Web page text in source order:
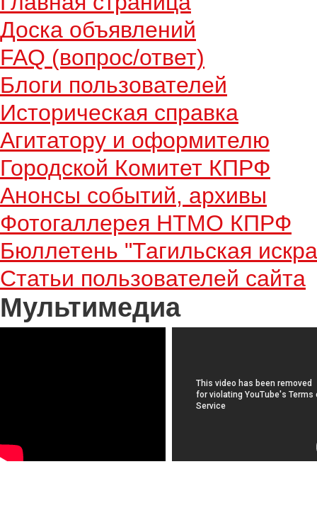
Доска объявлений
FAQ (вопрос/ответ)
Блоги пользователей
Историческая справка
Агитатору и оформителю
Городской Комитет КПРФ
Анонсы событий, архивы
Фотогаллерея НТМО КПРФ
Бюллетень "Тагильская
Статьи пользователей сайта
Мультимедиа